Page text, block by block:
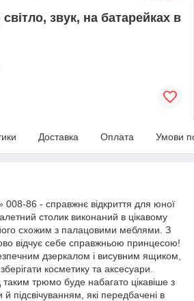
звук, на батарейках в
Доставка Оплата Умови
008-86 - справжнє відкриття для юної
столик виконаний в цікавому
схожим з палацовими меблями. З
відчує себе справжньою принцесою!
дзеркалом і висувним ящиком,
косметику та аксесуари.
трюмо буде набагато цікавіше з
підсвічуванням, які передбачені в